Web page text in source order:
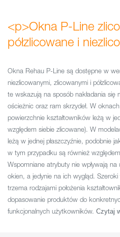
<p>Okna P-Line
półzlicowane i
Okna Rehau P-Line są dostępne w
niezlicowanymi, zlicowanymi i
te wskazują na sposób nakładania się
ościeżnic oraz ram skrzydeł. W
powierzchnie kształtowników leżą w
względem siebie zlicowane). W
leżą w jednej płaszczyźnie, podobnie
w tym przypadku są również
Wspomniane atrybuty nie wpływają
okien, a jedynie na ich wygląd.
trzema rodzajami położenia
dopasowanie produktów do
funkcjonalnych użytkowników. Czytaj